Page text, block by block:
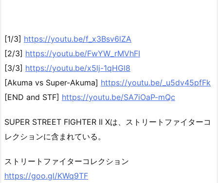
[1/3] https://youtu.be/f_x3Bsv6lZA
[2/3] https://youtu.be/FwYW_rMVhFI
[3/3] https://youtu.be/x5lj-1qHGl8
[Akuma vs Super-Akuma] https://youtu.be/_u5dv45pfFk
[END and STF] https://youtu.be/SA7iOaP-mQc
SUPER STREET FIGHTER II Xは、ストリートファイターコ
レクションに含まれている。
ストリートファイターコレクション
https://goo.gl/KWq9TF